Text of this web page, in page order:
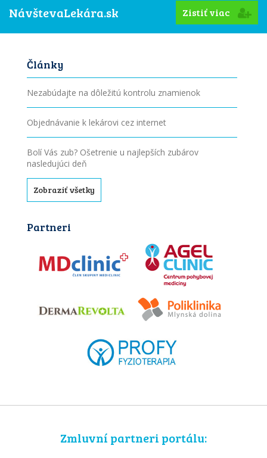
NávštevaLekára.sk
Zistiť viac
Články
Nezabúdajte na dôležitú kontrolu znamienok
Objednávanie k lekárovi cez internet
Bolí Vás zub? Ošetrenie u najlepších zubárov
nasledujúci deň
Zobraziť všetky
Partneri
Zmluvní partneri portálu: